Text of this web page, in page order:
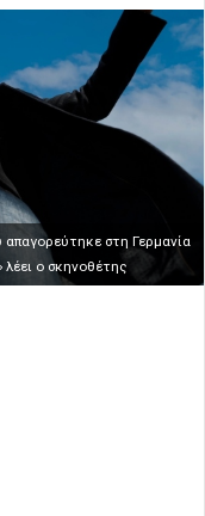
απαγορεύτηκε στη Γερμανία
λέει ο σκηνοθέτης